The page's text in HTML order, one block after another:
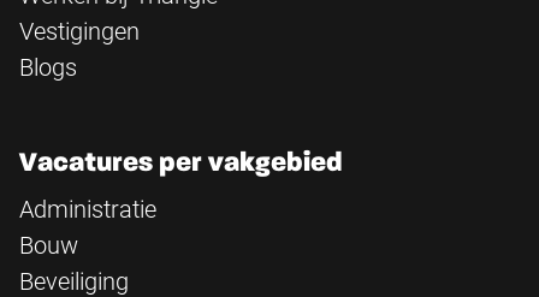
Vestigingen
Blogs
Vacatures per vakgebied
Administratie
Bouw
Beveiliging